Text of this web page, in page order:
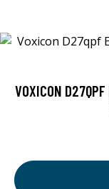
VOXICON